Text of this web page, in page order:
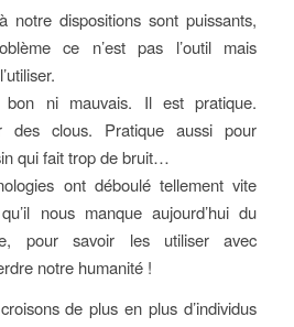
notre dispositions sont puissants,
ce n’est pas l’outil mais
bon ni mauvais. Il est pratique.
des clous. Pratique aussi pour
qui fait trop de bruit…
ont déboulé tellement vite
nous manque aujourd’hui du
pour savoir les utiliser avec
notre humanité !
de plus en plus d’individus